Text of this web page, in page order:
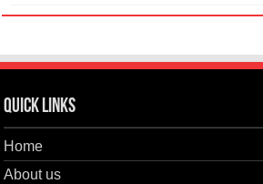
Quick Links
Home
About us